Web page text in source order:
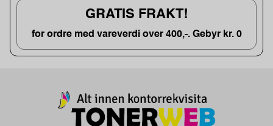
GRATIS FRAKT!
for ordre med vareverdi over 400,-. Gebyr kr. 0